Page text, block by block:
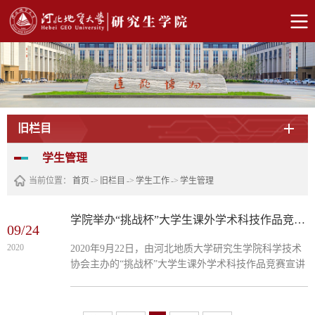
旧栏目
学生管理
当前位置： 首页 -> 旧栏目 -> 学生工作-> 学生管理
09/24
2020
学院举办“挑战杯”大学生课外学术科技作品竞赛宣讲会
2020年9月22日，由河北地质大学研究生学院科学技术
协会主办的“挑战杯”大学生课外学术科技作品竞赛宣讲
得者张井忠以及各年级的研究生同学，现场氛围热烈。